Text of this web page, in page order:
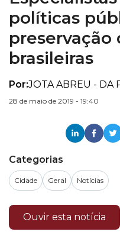
políticas
preservação
brasileiras
Por:JOTA ABREU - DA
28 de maio de 2019 - 19:40
Categorias
Cidade Geral Notícias
Ouvir esta notícia